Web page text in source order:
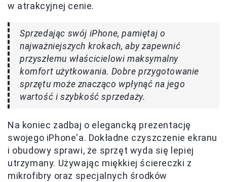
w atrakcyjnej cenie.
Sprzedając swój iPhone, pamiętaj o
najważniejszych krokach, aby zapewnić
przyszłemu właścicielowi maksymalny
komfort użytkowania. Dobre przygotowanie
sprzętu może znacząco wpłynąć na jego
wartość i szybkość sprzedaży.
Na koniec zadbaj o elegancką prezentację
swojego iPhone'a. Dokładne czyszczenie ekranu
i obudowy sprawi, że sprzęt wyda się lepiej
utrzymany. Używając miękkiej ściereczki z
mikrofibry oraz specjalnych środków